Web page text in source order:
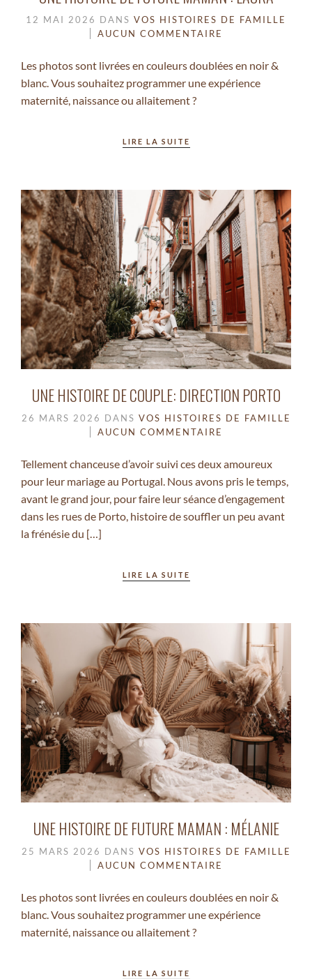
12 MAI 2026 DANS VOS HISTOIRES DE FAMILLE
AUCUN COMMENTAIRE
Les photos sont livrées en couleurs doublées en noir &
blanc. Vous souhaitez programmer une expérience
maternité, naissance ou allaitement ?
LIRE LA SUITE
UNE HISTOIRE DE COUPLE: DIRECTION PORTO
26 MARS 2026 DANS VOS HISTOIRES DE FAMILLE
AUCUN COMMENTAIRE
Tellement chanceuse d’avoir suivi ces deux amoureux
pour leur mariage au Portugal. Nous avons pris le temps,
avant le grand jour, pour faire leur séance d’engagement
dans les rues de Porto, histoire de souffler un peu avant
la frénésie du […]
LIRE LA SUITE
UNE HISTOIRE DE FUTURE MAMAN : MÉLANIE
25 MARS 2026 DANS VOS HISTOIRES DE FAMILLE
AUCUN COMMENTAIRE
Les photos sont livrées en couleurs doublées en noir &
blanc. Vous souhaitez programmer une expérience
maternité, naissance ou allaitement ?
LIRE LA SUITE